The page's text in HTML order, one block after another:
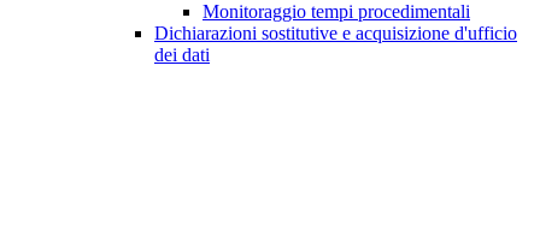
Monitoraggio tempi procedimentali
Dichiarazioni sostitutive e acquisizione d'ufficio
dei dati